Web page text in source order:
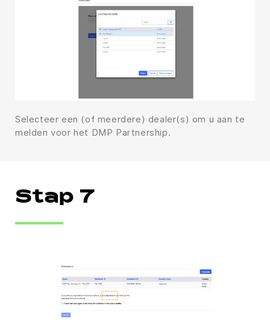
Selecteer een (of meerdere) dealer(s) om u aan te
melden voor het DMP Partnership.
Stap 7